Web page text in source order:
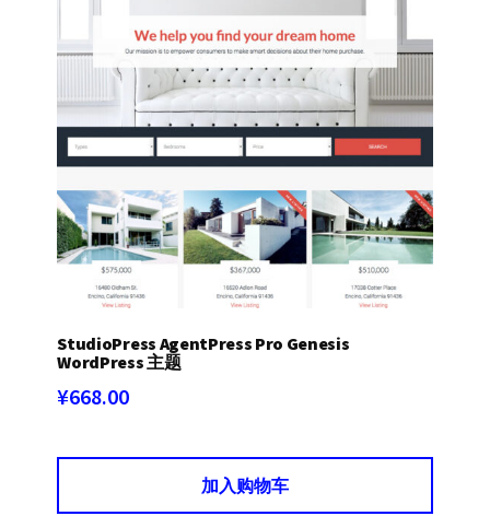
StudioPress AgentPress Pro Genesis
WordPress 主题
¥668.00
加入购物车